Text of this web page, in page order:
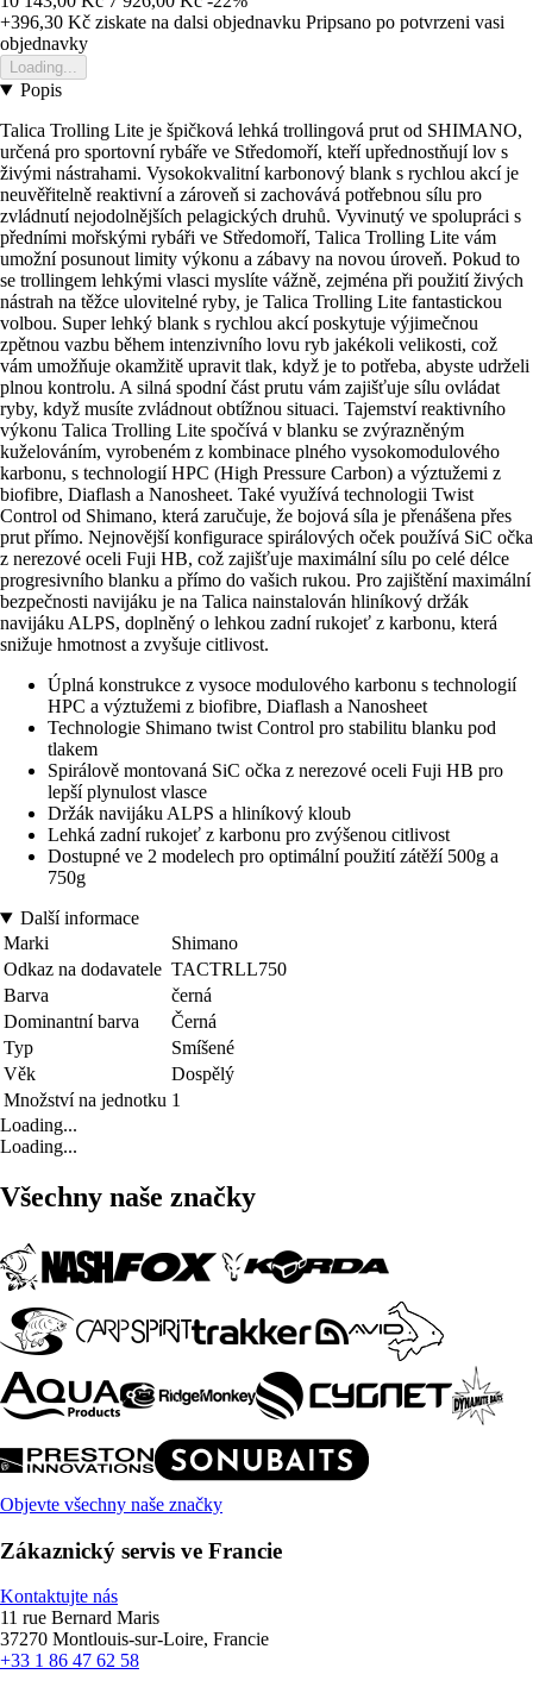
+396,30 Kč ziskate na dalsi objednavku Pripsano po potvrzeni vasi
objednavky
Loading...
Popis
Talica Trolling Lite je špičková lehká trollingová prut od SHIMANO,
určená pro sportovní rybáře ve Středomoří, kteří upřednostňují lov s
živými nástrahami. Vysokokvalitní karbonový blank s rychlou akcí je
neuvěřitelně reaktivní a zároveň si zachovává potřebnou sílu pro
zvládnutí nejodolnějších pelagických druhů. Vyvinutý ve spolupráci s
předními mořskými rybáři ve Středomoří, Talica Trolling Lite vám
umožní posunout limity výkonu a zábavy na novou úroveň. Pokud to
se trollingem lehkými vlasci myslíte vážně, zejména při použití živých
nástrah na těžce ulovitelné ryby, je Talica Trolling Lite fantastickou
volbou. Super lehký blank s rychlou akcí poskytuje výjimečnou
zpětnou vazbu během intenzivního lovu ryb jakékoli velikosti, což
vám umožňuje okamžitě upravit tlak, když je to potřeba, abyste udrželi
plnou kontrolu. A silná spodní část prutu vám zajišťuje sílu ovládat
ryby, když musíte zvládnout obtížnou situaci. Tajemství reaktivního
výkonu Talica Trolling Lite spočívá v blanku se zvýrazněným
kuželováním, vyrobeném z kombinace plného vysokomodulového
karbonu, s technologií HPC (High Pressure Carbon) a výztužemi z
biofibre, Diaflash a Nanosheet. Také využívá technologii Twist
Control od Shimano, která zaručuje, že bojová síla je přenášena přes
prut přímo. Nejnovější konfigurace spirálových oček používá SiC očka
z nerezové oceli Fuji HB, což zajišťuje maximální sílu po celé délce
progresivního blanku a přímo do vašich rukou. Pro zajištění maximální
bezpečnosti navijáku je na Talica nainstalován hliníkový držák
navijáku ALPS, doplněný o lehkou zadní rukojeť z karbonu, která
snižuje hmotnost a zvyšuje citlivost.
Úplná konstrukce z vysoce modulového karbonu s technologií
HPC a výztužemi z biofibre, Diaflash a Nanosheet
Technologie Shimano twist Control pro stabilitu blanku pod
tlakem
Spirálově montovaná SiC očka z nerezové oceli Fuji HB pro
lepší plynulost vlasce
Držák navijáku ALPS a hliníkový kloub
Lehká zadní rukojeť z karbonu pro zvýšenou citlivost
Dostupné ve 2 modelech pro optimální použití zátěží 500g a
750g
Další informace
Marki
Shimano
Odkaz na dodavatele TACTRLL750
Barva
černá
Dominantní barva
Černá
Typ
Smíšené
Věk
Dospělý
Množství na jednotku 1
Loading...
Loading...
Všechny naše značky
Objevte všechny naše značky
Zákaznický servis ve Francie
Kontaktujte nás
11 rue Bernard Maris
37270 Montlouis-sur-Loire, Francie
+33 1 86 47 62 58